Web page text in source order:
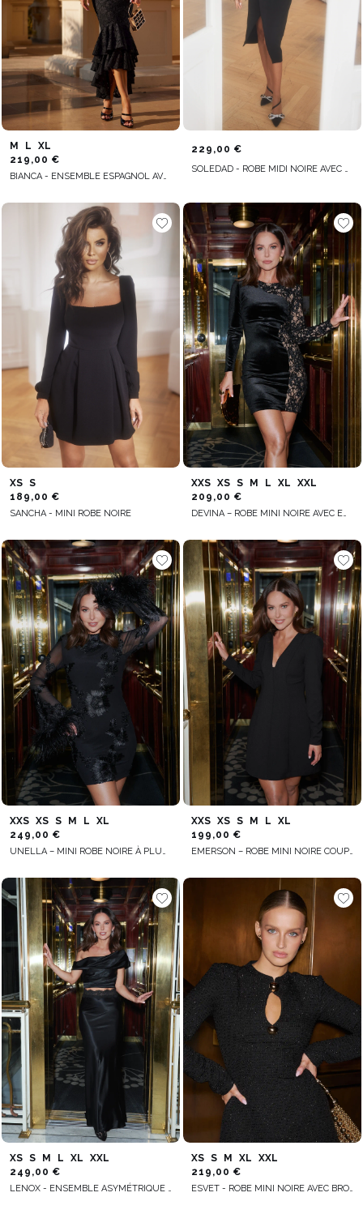
M L
XL
219,00 €
BIANCA - ENSEMBLE ESPAGNOL AVEC CORSET ET VOLANTS : DOS AJUSTABLE ET RELIURE ÉLÉGANTE
229,00 €
SOLEDAD - ROBE MIDI NOIRE AVEC PLUMES POUR LES OCCASIONS SPÉCIALES
XS S
189,00 €
SANCHA - MINI ROBE NOIRE
XXS XS S M L XL
XXL
209,00 €
DEVINA – ROBE MINI NOIRE AVEC EMPIÈCEMENT EN DENTELLE
XXS XS S M L
XL
249,00 €
UNELLA – MINI ROBE NOIRE À PLUMES
XXS XS S M L
XL
199,00 €
EMERSON – ROBE MINI NOIRE COUPE TRAPÈZE
XS S M L XL
XXL
249,00 €
LENOX - ENSEMBLE ASYMÉTRIQUE : CORSET + JUPE
XS S M XL
XXL
219,00 €
ESVET - ROBE MINI NOIRE AVEC BROCHES DÉCORATIVES